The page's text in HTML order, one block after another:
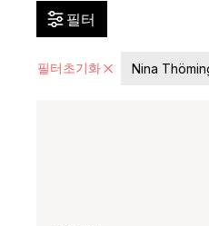
필터
필터초기화 Nina